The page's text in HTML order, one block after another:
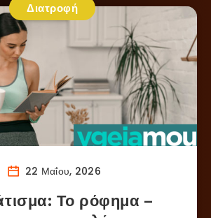
Διατροφή
22 Μαΐου, 2026
Το ρόφημα –